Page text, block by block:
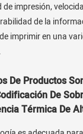
impresión,
de la
imprimir en una
De Productos
De
Térmica De